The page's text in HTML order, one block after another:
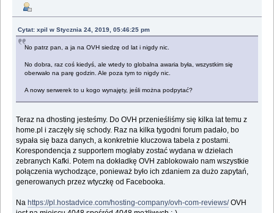
Cytat: xpil w Stycznia 24, 2019, 05:46:25 pm
No patrz pan, a ja na OVH siedzę od lat i nigdy nic.
No dobra, raz coś kiedyś, ale wtedy to globalna awaria była, wszystkim się
oberwało na parę godzin. Ale poza tym to nigdy nic.
A nowy serwerek to u kogo wynajęty, jeśli można podpytać?
Teraz na dhosting jesteśmy. Do OVH przenieśliśmy się kilka lat temu z
home.pl i zaczęły się schody. Raz na kilka tygodni forum padało, bo
sypała się baza danych, a konkretnie kluczowa tabela z postami.
Korespondencja z supportem mogłaby zostać wydana w dziełach
zebranych Kafki. Potem na dokładkę OVH zablokowało nam wszystkie
połączenia wychodzące, ponieważ było ich zdaniem za dużo zapytań,
generowanych przez wtyczkę od Facebooka.
Na https://pl.hostadvice.com/hosting-company/ovh-com-reviews/OVH